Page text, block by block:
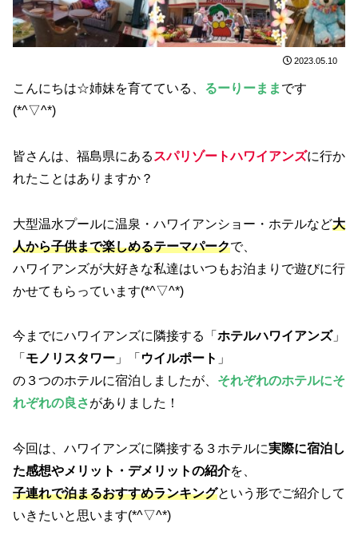
2023.05.10
こんにちは☆姉妹を育てている、 るーりーまま です
(*^▽^*)
皆さんは、福島県にある スパリゾートハワイアンズに行か
れたことはありますか？
大型温水プールに温泉・ハワイアンショー・ホテルなど大
人から子供まで楽しめるテーマパークで、
ハワイアンズが大好きな私達はいつもお泊まりで遊びに行
かせてもらっています(*^▽^*)
今までにハワイアンズに隣接する「 ホテルハワイアンズ」
「 モノリスタワー 」「 ウイルポート 」
の３つのホテルに宿泊しましたが、 それぞれのホテルにそ
れぞれの良さがありました！
今回は、ハワイアンズに隣接する３ホテルに実際に宿泊し
た感想やメリット・デメリットの紹介を、
子連れで泊まるおすすめランキングという形でご紹介して
いきたいと思います(*^▽^*)